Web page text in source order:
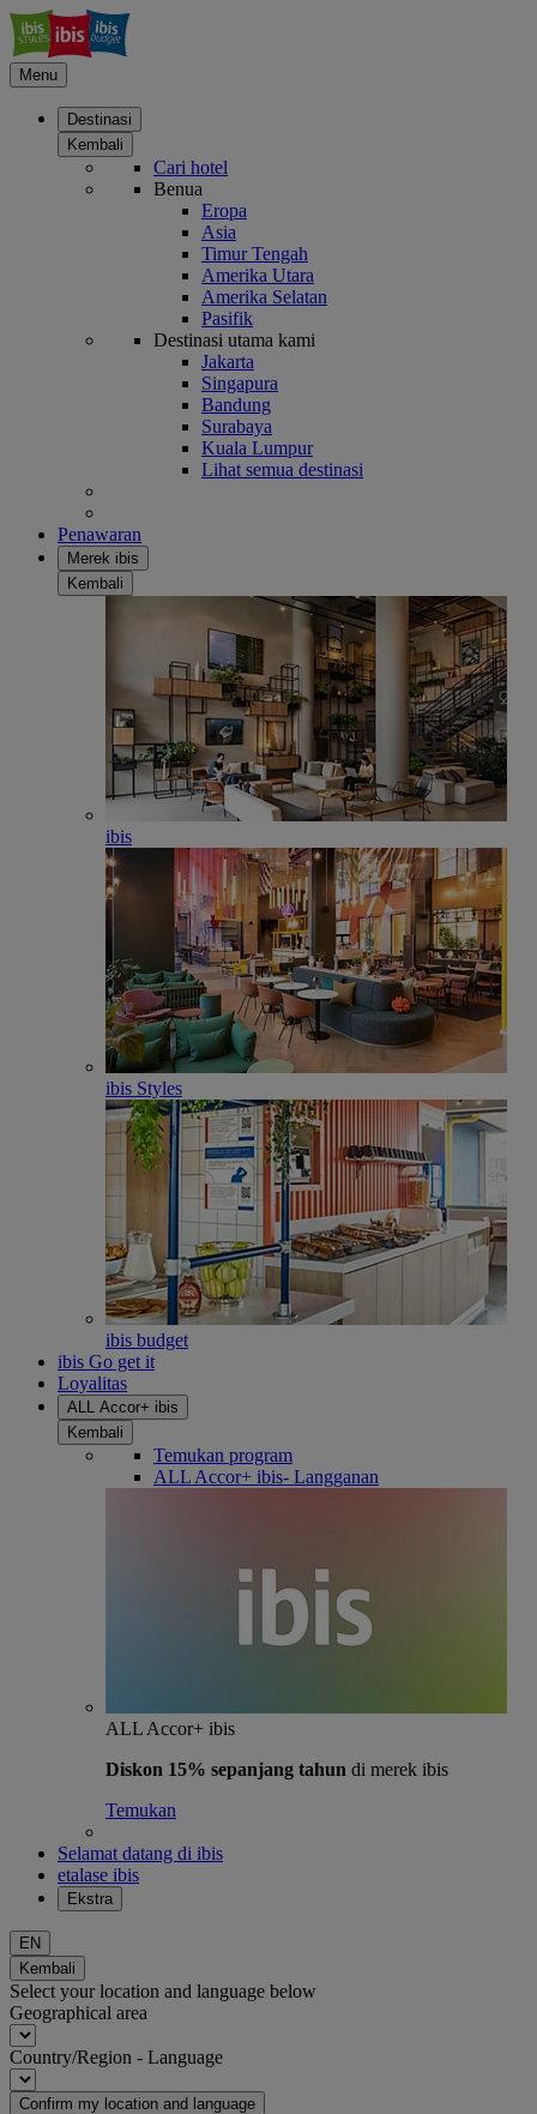
Menu
Destinasi
Kembali
Cari hotel
Benua
Eropa
Asia
Timur Tengah
Amerika Utara
Amerika Selatan
Pasifik
Destinasi utama kami
Jakarta
Singapura
Bandung
Surabaya
Kuala Lumpur
Lihat semua destinasi
Penawaran
Merek ibis
Kembali
ibis
ibis Styles
ibis budget
ibis Go get it
Loyalitas
ALL Accor+ ibis
Kembali
Temukan program
ALL Accor+ ibis- Langganan
ALL Accor+ ibis
Diskon 15% sepanjang tahun di merek ibis
Temukan
Selamat datang di ibis
etalase ibis
Ekstra
EN
Kembali
Select your location and language below
Geographical area
Country/Region - Language
Confirm my location and language